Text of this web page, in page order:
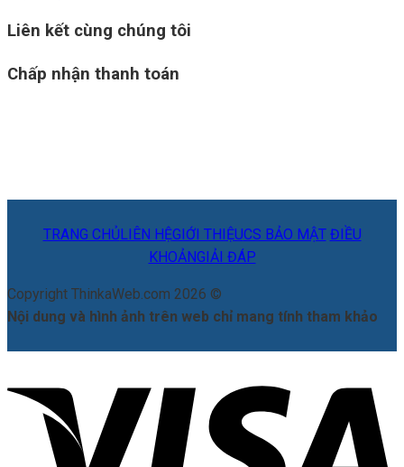
Liên kết cùng chúng tôi
Chấp nhận thanh toán
TRANG CHỦLIÊN HỆGIỚI THIỆUCS BẢO MẬT ĐIỀU
KHOẢNGIẢI ĐÁP
Copyright ThinkaWeb.com 2026 ©
Nội dung và hình ảnh trên web chỉ mang tính tham khảo